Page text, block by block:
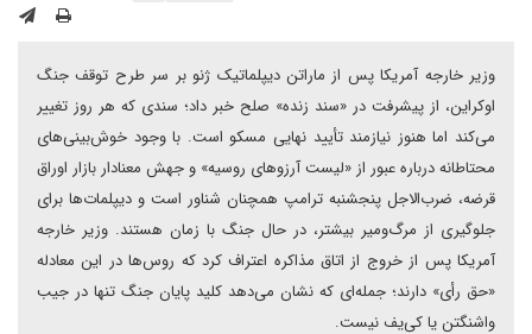
وزیر خارجه آمریکا پس از ماراتن دیپلماتیک ژنو بر سر طرح توقف جنگ
اوکراین، از پیشرفت در «سند زنده» صلح خبر داد؛ سندی که هر روز تغییر
می‌کند اما هنوز نیازمند تأیید نهایی مسکو است. با وجود خوش‌بینی‌های
محتاطانه درباره عبور از «لیست آرزوهای روسیه» و جهش معنادار بازار اوراق
قرضه، ضرب‌الاجل پنجشنبه ترامپ همچنان شناور است و دیپلمات‌ها برای
جلوگیری از مرگ‌ومیر بیشتر، در حال جنگ با زمان هستند. وزیر خارجه
آمریکا پس از خروج از اتاق مذاکره اعتراف کرد که روس‌ها در این معادله
«حق رأی» دارند؛ جمله‌ای که نشان می‌دهد کلید پایان جنگ تنها در جیب
واشنگتن یا کی‌یف نیست.